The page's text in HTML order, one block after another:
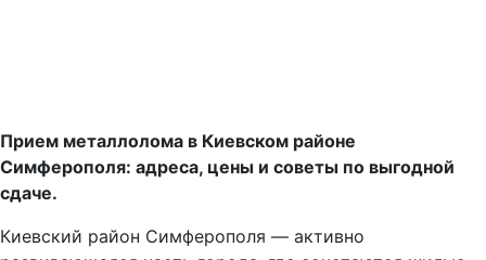
Прием металлолома в Киевском районе
Симферополя: адреса, цены и советы по выгодной
сдаче.
Киевский район Симферополя — активно